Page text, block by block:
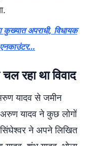
कुख्यात अपराधी, विधायक
एनकाउंटर…
रहा था विवाद
यादव से जमीन
यादव ने कुछ लोगों
ने अपने लिखित